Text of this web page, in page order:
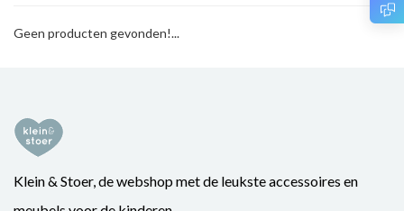
Geen producten gevonden!...
Klein & Stoer, de webshop met de leukste accessoires en